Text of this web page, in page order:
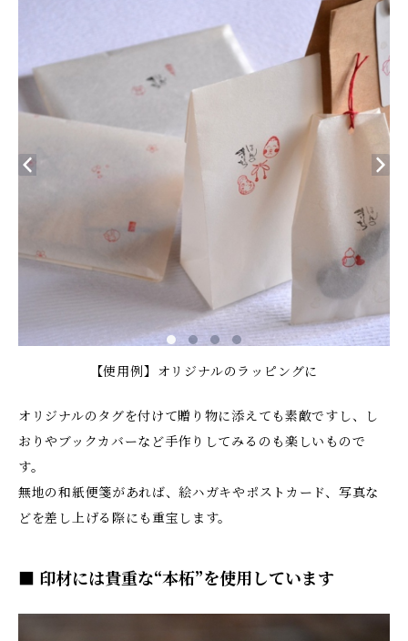
【使用例】オリジナルのラッピングに
オリジナルのタグを付けて贈り物に添えても素敵ですし、し
おりやブックカバーなど手作りしてみるのも楽しいもので
す。
無地の和紙便箋があれば、絵ハガキやポストカード、写真な
どを差し上げる際にも重宝します。
■ 印材には貴重な“本柘”を使用しています